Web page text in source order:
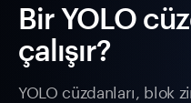
Bir YOLO
çalışır?
YOLO cüzdanları, blok